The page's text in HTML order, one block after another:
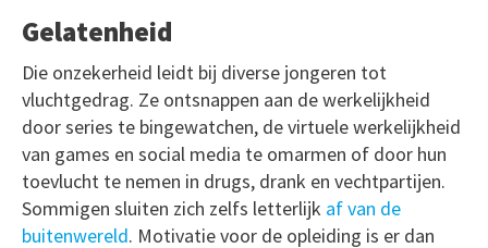
Gelatenheid
Die onzekerheid leidt bij diverse jongeren tot
vluchtgedrag. Ze ontsnappen aan de werkelijkheid
door series te bingewatchen, de virtuele werkelijkheid
van games en social media te omarmen of door hun
toevlucht te nemen in drugs, drank en vechtpartijen.
Sommigen sluiten zich zelfs letterlijk af van de
buitenwereld. Motivatie voor de opleiding is er dan